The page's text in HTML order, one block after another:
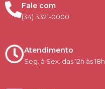
Fale com
(34) 3321-0000
Atendimento
Seg. à Sex. das 12h às 18h